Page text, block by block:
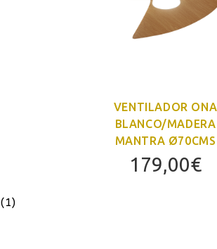
(1)
VENTILADOR ONA
BLANCO/MADERA
MANTRA Ø70CMS
179,00€